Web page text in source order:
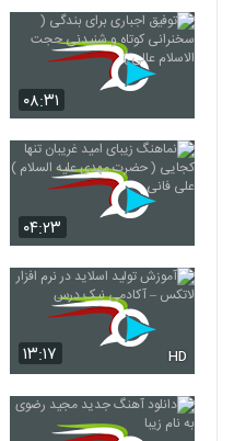
۰۸:۳۱
۰۴:۲۳
۱۳:۱۷ HD